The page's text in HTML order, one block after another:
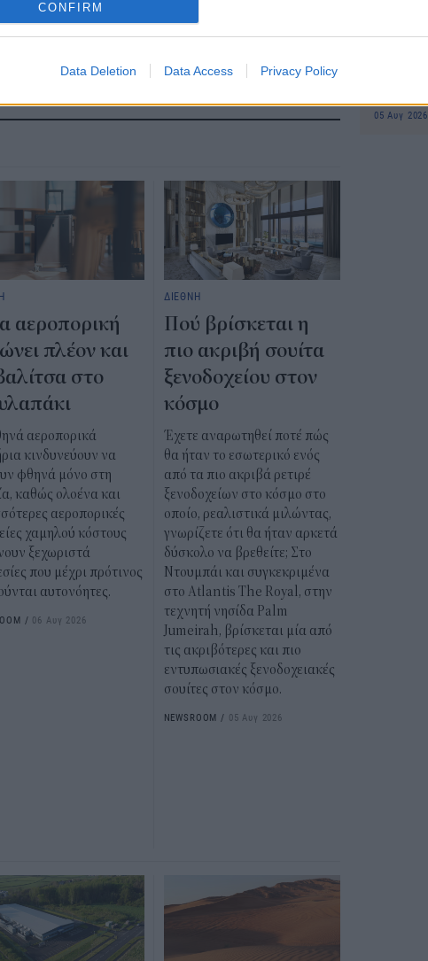
CONFIRM
Data Deletion Data Access Privacy Policy
αεροπορική
πλέον και
στο
αεροπορικά
κινδυνεύουν να
φθηνά μόνο στη
καθώς ολοένα και
αεροπορικές
χαμηλού κόστους
ξεχωριστά
που μέχρι πρότινος
αυτονόητες.
/ 06 Αυγ 2026
ΔΙΕΘΝΗ
Πού βρίσκεται η
πιο ακριβή σουίτα
ξενοδοχείου στον
κόσμο
Έχετε αναρωτηθεί ποτέ πώς
θα ήταν το εσωτερικό ενός
από τα πιο ακριβά ρετιρέ
ξενοδοχείων στο κόσμο στο
οποίο, ρεαλιστικά μιλώντας,
γνωρίζετε ότι θα ήταν αρκετά
δύσκολο να βρεθείτε; Στο
Ντουμπάι και συγκεκριμένα
στο Atlantis The Royal, στην
τεχνητή νησίδα Palm
Jumeirah, βρίσκεται μία από
τις ακριβότερες και πιο
εντυπωσιακές ξενοδοχειακές
σουίτες στον κόσμο.
NEWSROOM / 05 Αυγ 2026
κόλπο
05 Αυγ 2026